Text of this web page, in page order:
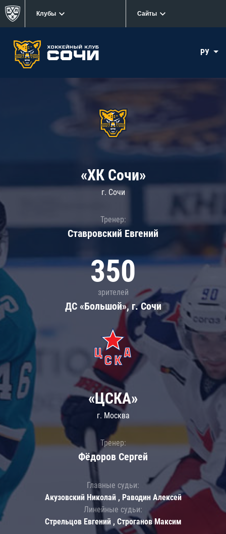
Клубы Сайты
РУ
«ХК Сочи»
г. Сочи
Тренер:
Ставровский Евгений
350
зрителей
ДС «Большой», г. Сочи
«ЦСКА»
г. Москва
Тренер:
Фёдоров Сергей
Главные судьи:
Акузовский Николай , Раводин Алексей
Линейные судьи:
Стрельцов Евгений , Строганов Максим